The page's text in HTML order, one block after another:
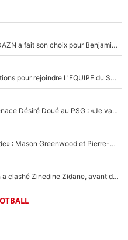
La Liga sur beIN Sports c’est terminé, DAZN a fait son choix pour Benjamin Da Silva et Omar Da Fonseca !
Raymond Domenech a posé ses conditions pour rejoindre L'EQUIPE du Soir : Il refuse de faire l'émission avec un autre chroniqueur !
Le transfert de Maghnes Akliouche menace Désiré Doué au PSG : «Je valide à 200%»
«La porte est ouverte pour tout le monde» : Mason Greenwood et Pierre-Emerick Aubameyang ont quitté l'OM, Amine Gouiri balance sur la suite du mercato et sur la réaction du vestiaire !
«Ça pue du c*l» : Quand Yannick Noah a clashé Zinedine Zidane, avant de se faire recadrer par le nouveau sélectionneur de l'équipe de France !